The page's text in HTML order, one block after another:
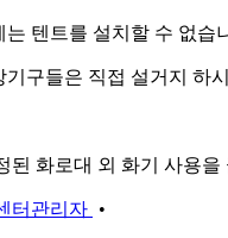
는 텐트를 설치할 수 없습
기구들은 직접 설거지 하
된 화로대 외 화기 사용
터관리자